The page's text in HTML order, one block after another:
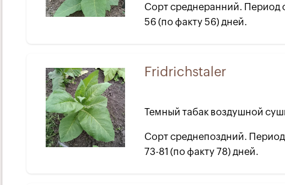
Сорт среднеранний. Период
56 (по факту 56) дней.
Fridrichstaler
Темный табак воздушной
Сорт среднепоздний.
73-81 (по факту 78) дней.